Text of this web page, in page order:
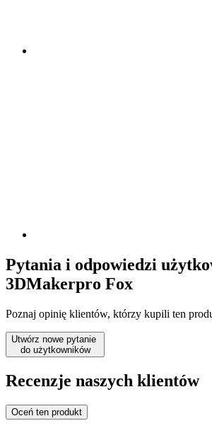
Pytania i odpowiedzi
3DMakerpro Fox
Poznaj opinię klientów, którzy kupili ten
Utwórz nowe pytanie
do użytkowników
Recenzje naszych klientów
Oceń ten produkt